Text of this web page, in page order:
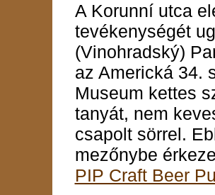
A Korunní utca
tevékenységét
(Vinohradský)
az Americká 34.
Museum kettes
tanyát, nem
csapolt sörrel.
mezőnybe
PIP Craft Beer